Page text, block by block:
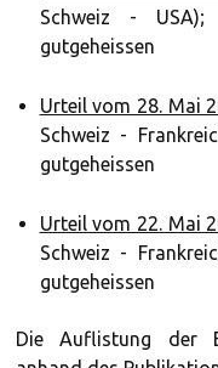
Schweiz - USA);
gutgeheissen
Urteil vom 28. Mai
Schweiz -
gutgeheissen
Urteil vom 22. Mai
Schweiz -
gutgeheissen
Die Auflistung der